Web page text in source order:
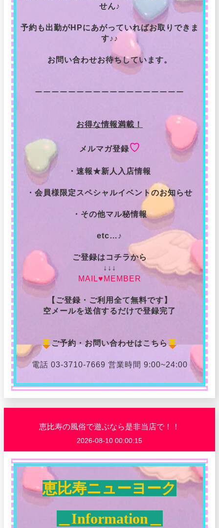
せん♪
予約も出勤がHPにあがっていればお取りできま
す♪♪
お問い合わせお待ちしています。
ーーーーーーーーーーーーーーーーーー
お得な情報満載！
メルマガ登録♡
・速報★新人入店情報
・会員様限定スペシャルイベントのお知らせ
・その他マル秘情報
etc…♪
ご登録はコチラから
↓↓↓
MAIL♥MEMBER
【ご登録・ご利用全て無料です】
空メールを送信するだけで登録完了
ご予約・お問い合わせはこちら
電話 03-3710-7669 営業時間 9:00~24:00
恵比寿の風俗で遊ぶなら是非当店で！！
2026-08-10 00:00:15
恵比寿ニューヨーク
＿Information＿